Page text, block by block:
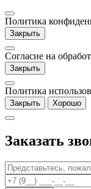
Политика
Закрыть
Согласие на
Закрыть
Политика
Закрыть Хорошо
Заказать